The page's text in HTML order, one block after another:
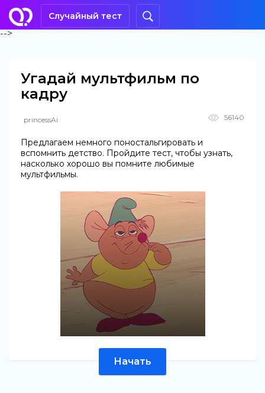
Случайный тест
-->
Угадай мультфильм по
кадру
princessAi 56140
Предлагаем немного поностальгировать и
вспомнить детство. Пройдите тест, чтобы узнать,
насколько хорошо вы помните любимые
мультфильмы.
Начать